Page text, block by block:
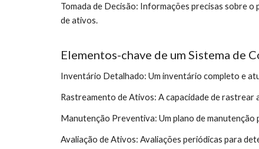
Tomada de Decisão: Informações precisas sobre
de ativos.
Elementos-chave de um Sistema de
Inventário Detalhado: Um inventário completo e
Rastreamento de Ativos: A capacidade de rastrear
Manutenção Preventiva: Um plano de
Avaliação de Ativos: Avaliações periódicas para